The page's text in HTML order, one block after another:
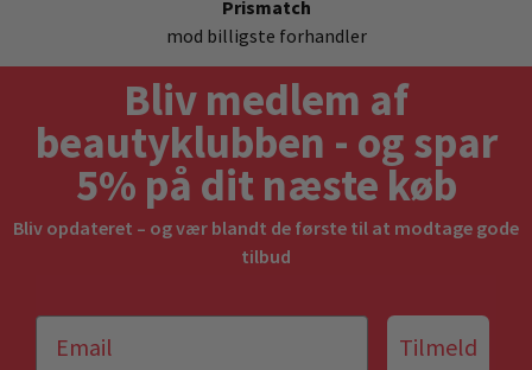
Prismatch
mod billigste forhandler
Bliv medlem af
beautyklubben - og spar
5% på dit næste køb
Bliv opdateret – og vær blandt de første til at modtage gode
tilbud
Tilmeld